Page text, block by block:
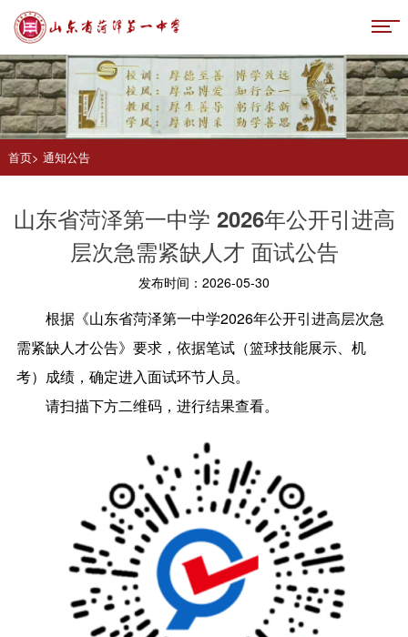
首页> 通知公告
山东省菏泽第一中学 2026年公开引进高
层次急需紧缺人才 面试公告
发布时间：2026-05-30
根据《山东省菏泽第一中学2026年公开引进高层次急
需紧缺人才公告》要求，依据笔试（篮球技能展示、机
考）成绩，确定进入面试环节人员。
请扫描下方二维码，进行结果查看。